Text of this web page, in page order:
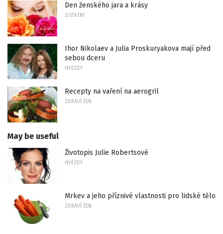
Den ženského jara a krásy
OSTATNÍ
Ihor Nikolaev a Julia Proskuryakova mají před
sebou dceru
HVĚZDY
Recepty na vaření na aerogril
ZDRAVÍ ŽEN
May be useful
Životopis Julie Robertsové
HVĚZDY
Mrkev a jeho příznivé vlastnosti pro lidské tělo
ZDRAVÍ ŽEN